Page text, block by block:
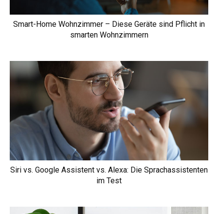
Smart-Home Wohnzimmer – Diese Geräte sind Pflicht in
smarten Wohnzimmern
Siri vs. Google Assistent vs. Alexa: Die Sprachassistenten
im Test